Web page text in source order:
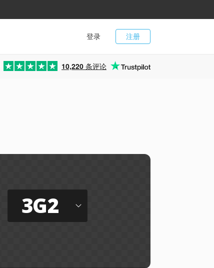
注册
登录
10,220 条评论
3G2